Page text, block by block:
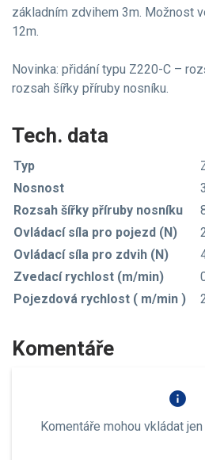
základním zdvihem 3m. Možnost
12m.
Novinka: přidání typu Z220-C –
rozsah šířky příruby nosníku.
Tech. data
Typ
Nosnost
Rozsah šířky příruby nosníku
Ovládací síla pro pojezd (N)
Ovládací síla pro zdvih (N)
Zvedací rychlost (m/min)
Pojezdová rychlost ( m/min )
Komentáře
info
Komentáře mohou vkládat